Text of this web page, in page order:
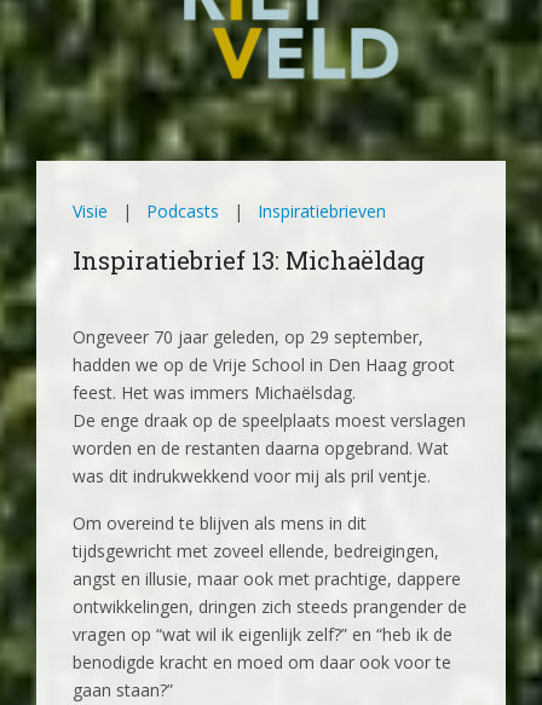
Visie | Podcasts | Inspiratiebrieven
Inspiratiebrief 13: Michaëldag
Ongeveer 70 jaar geleden, op 29 september,
hadden we op de Vrije School in Den Haag groot
feest. Het was immers Michaëlsdag.
De enge draak op de speelplaats moest verslagen
worden en de restanten daarna opgebrand. Wat
was dit indrukwekkend voor mij als pril ventje.
Om overeind te blijven als mens in dit
tijdsgewricht met zoveel ellende, bedreigingen,
angst en illusie, maar ook met prachtige, dappere
ontwikkelingen, dringen zich steeds prangender de
vragen op “wat wil ik eigenlijk zelf?” en “heb ik de
benodigde kracht en moed om daar ook voor te
gaan staan?”